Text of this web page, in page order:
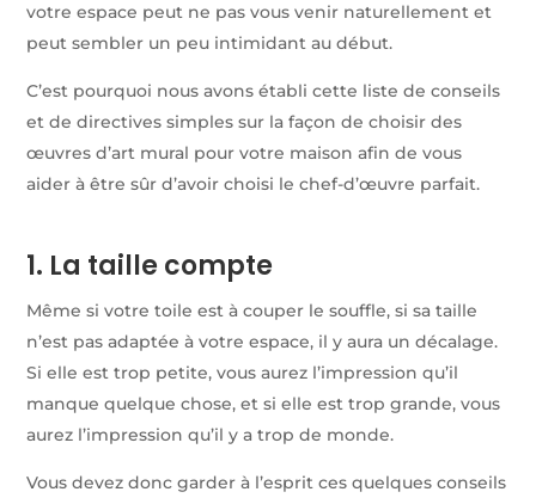
votre espace peut ne pas vous venir naturellement et
peut sembler un peu intimidant au début.
C’est pourquoi nous avons établi cette liste de conseils
et de directives simples sur la façon de choisir des
œuvres d’art mural pour votre maison afin de vous
aider à être sûr d’avoir choisi le chef-d’œuvre parfait.
1. La taille compte
Même si votre toile est à couper le souffle, si sa taille
n’est pas adaptée à votre espace, il y aura un décalage.
Si elle est trop petite, vous aurez l’impression qu’il
manque quelque chose, et si elle est trop grande, vous
aurez l’impression qu’il y a trop de monde.
Vous devez donc garder à l’esprit ces quelques conseils